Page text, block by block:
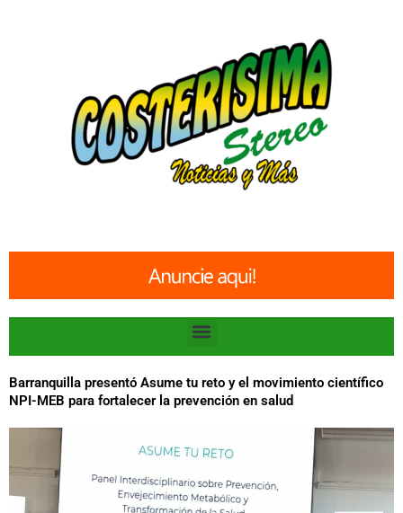
Menu
Barranquilla presentó Asume tu reto y el movimiento científico
NPI-MEB para fortalecer la prevención en salud